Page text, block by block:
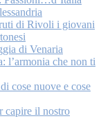
di Rivoli i giovani
di Venaria
l’armonia che non ti
cose nuove e cose
capire il nostro